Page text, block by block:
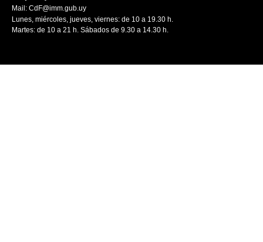
Mail: CdF@imm.gub.uy
Lunes, miércoles, jueves, viernes: de 10 a 19.30 h.
Martes: de 10 a 21 h. Sábados de 9.30 a 14.30 h.